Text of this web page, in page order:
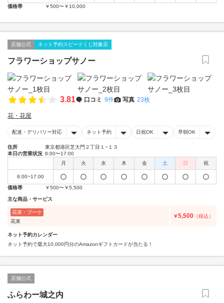
価格帯
￥500〜￥10,000
店舗公式 ネット予約スピードくじ対象店
フラワーショップサノー
3.81 口コミ 9件 写真 23枚
花・花屋
配達・デリバリー対応 ネット予約 日祝OK 早朝OK
住所
東京都港区芝大門２丁目１−１３
本日の営業状況 8:00〜17:00
月
火 水 木 金 土 日 祝
8:00~17:00
価格帯
￥500〜￥5,500
主な商品・サービス
花束・ブーケ
花束
￥5,500 （税込）
ネット予約カレンダー
ネット予約で最大10,000円分のAmazonギフトカードが当たる！
店舗公式
ふらわー城之内